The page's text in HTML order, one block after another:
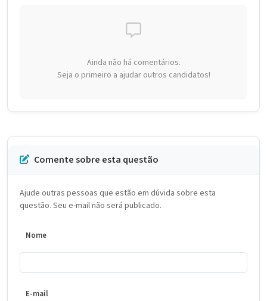
Ainda não há comentários.
Seja o primeiro a ajudar outros candidatos!
Comente sobre esta questão
Ajude outras pessoas que estão em dúvida sobre esta
questão. Seu e-mail não será publicado.
Nome
E-mail